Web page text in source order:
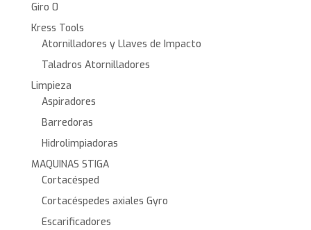
Giro 0
Kress Tools
Atornilladores y Llaves de Impacto
Taladros Atornilladores
Limpieza
Aspiradores
Barredoras
Hidrolimpiadoras
MAQUINAS STIGA
Cortacésped
Cortacéspedes axiales Gyro
Escarificadores